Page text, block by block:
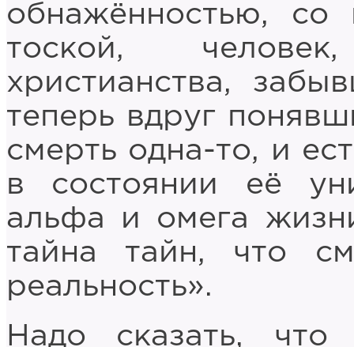
обнажённостью,
тоской,
христианства,
теперь вдруг
смерть одна-то, и
в состоянии её
альфа и омега
тайна тайн, что
реальность».
Надо сказать,